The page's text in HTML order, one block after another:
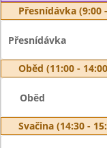
Přesnídávka (9:00
Přesnídávka
Oběd (11:00 -
Oběd
Svačina (14:30 -